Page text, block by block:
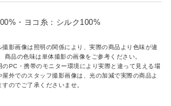
・ヨコ糸：シルク100%
影画像は照明の関係により、実際の商品より色味が違
商品の色味は単体撮影の画像をご参考ください。
PC・携帯のモニター環境により実際と違って見える場
外でのスタッフ撮影画像は、光の加減で実際の商品よ
のでご了承くださいませ。